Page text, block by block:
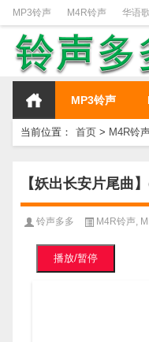
MP3铃声 M4R铃声 华语
MP3铃声
当前位置： 首页 > M4R铃
【妖出长安片尾曲
铃声多多 M4R铃声,
播放/暂停